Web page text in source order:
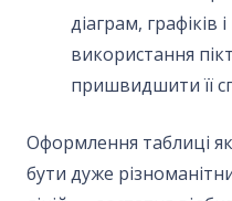
діаграм, графіків
використання
пришвидшити її
Оформлення таблиці як
бути дуже